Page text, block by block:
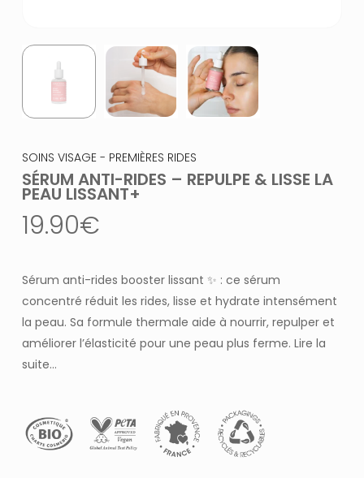
SOINS VISAGE - PREMIÈRES RIDES
SÉRUM ANTI-RIDES – REPULPE & LISSE LA
PEAU LISSANT+
19.90€
Sérum anti-rides booster lissant ✨ : ce sérum
concentré réduit les rides, lisse et hydrate intensément
la peau. Sa formule thermale aide à nourrir, repulper et
améliorer l’élasticité pour une peau plus ferme. Lire la
suite…